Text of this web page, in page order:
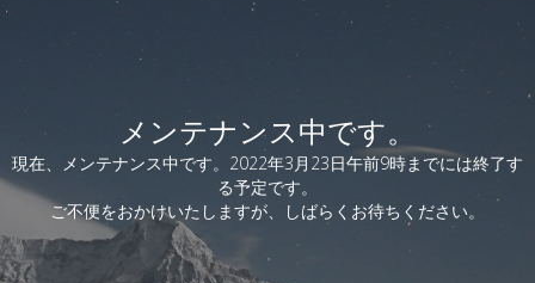
メンテナンス中です。
現在、メンテナンス中です。2022年3月23日午前9時までには終了す
る予定です。
ご不便をおかけいたしますが、しばらくお待ちください。